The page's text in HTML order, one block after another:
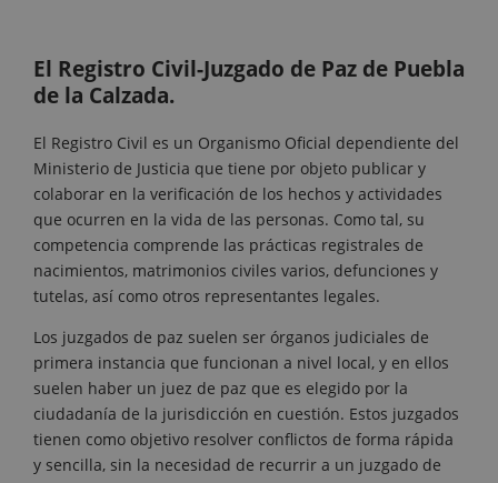
El Registro Civil-Juzgado de Paz de Puebla
de la Calzada.
El Registro Civil es un Organismo Oficial dependiente del
Ministerio de Justicia que tiene por objeto publicar y
colaborar en la verificación de los hechos y actividades
que ocurren en la vida de las personas. Como tal, su
competencia comprende las prácticas registrales de
nacimientos, matrimonios civiles varios, defunciones y
tutelas, así como otros representantes legales.
Los juzgados de paz suelen ser órganos judiciales de
primera instancia que funcionan a nivel local, y en ellos
suelen haber un juez de paz que es elegido por la
ciudadanía de la jurisdicción en cuestión. Estos juzgados
tienen como objetivo resolver conflictos de forma rápida
y sencilla, sin la necesidad de recurrir a un juzgado de